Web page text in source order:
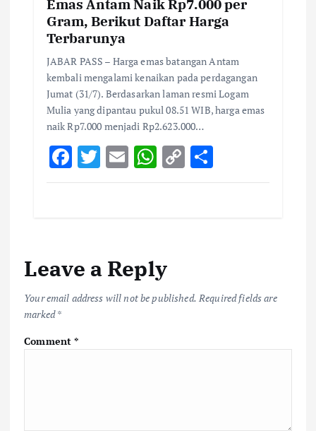
Emas Antam Naik Rp7.000 per
Gram, Berikut Daftar Harga
Terbarunya
JABAR PASS – Harga emas batangan Antam
kembali mengalami kenaikan pada perdagangan
Jumat (31/7). Berdasarkan laman resmi Logam
Mulia yang dipantau pukul 08.51 WIB, harga emas
naik Rp7.000 menjadi Rp2.623.000…
F
ac
o
k
T
w
E
m
W
h
p
p
C
o
k
S
h
Leave a Reply
Your email address will not be published. Required fields are
marked*
Comment*